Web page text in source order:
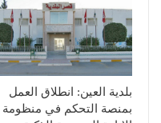
بلدية العين: انطلاق العمل
بمنصة التحكم في منظومة